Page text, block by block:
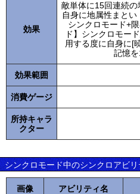
効果
敵単体に15回連続の
自身に地属性まとい
シンクロモード+
ド】シンクロモー
用する度に自身に[
記憶
効果範囲
消費ゲージ
所持キャラ
クター
シンクロモード中のシンクロアビリ
画像 アビリティ名